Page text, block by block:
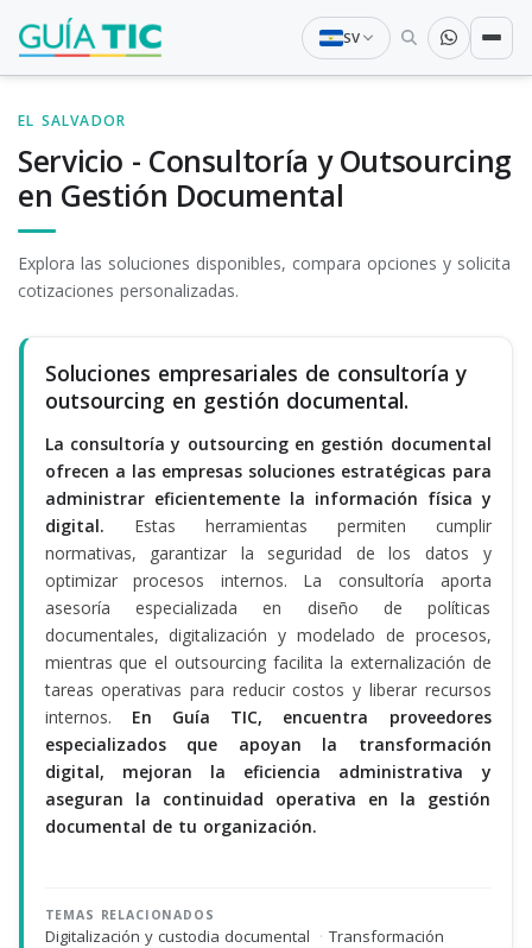
SV
EL SALVADOR
Servicio - Consultoría y Outsourcing
en Gestión Documental
Explora las soluciones disponibles, compara opciones y solicita
cotizaciones personalizadas.
Soluciones empresariales de consultoría y
outsourcing en gestión documental.
La consultoría y outsourcing en gestión documental
ofrecen a las empresas soluciones estratégicas para
administrar eficientemente la información física y
digital. Estas herramientas permiten cumplir
normativas, garantizar la seguridad de los datos y
optimizar procesos internos. La consultoría aporta
asesoría especializada en diseño de políticas
documentales, digitalización y modelado de procesos,
mientras que el outsourcing facilita la externalización de
tareas operativas para reducir costos y liberar recursos
internos. En Guía TIC, encuentra proveedores
especializados que apoyan la transformación
digital, mejoran la eficiencia administrativa y
aseguran la continuidad operativa en la gestión
documental de tu organización.
TEMAS RELACIONADOS
Digitalización y custodia documental · Transformación